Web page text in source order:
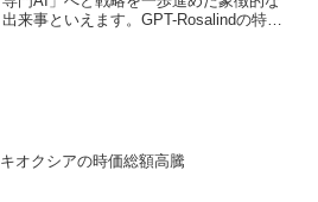
出来事といえます。GPT-Rosalindの特徴
キオクシアの時価総額高騰